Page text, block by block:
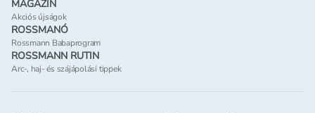
MAGAZIN
Akciós újságok
ROSSMANÓ
Rossmann Babaprogram
ROSSMANN RUTIN
Arc-, haj- és szájápolási tippek